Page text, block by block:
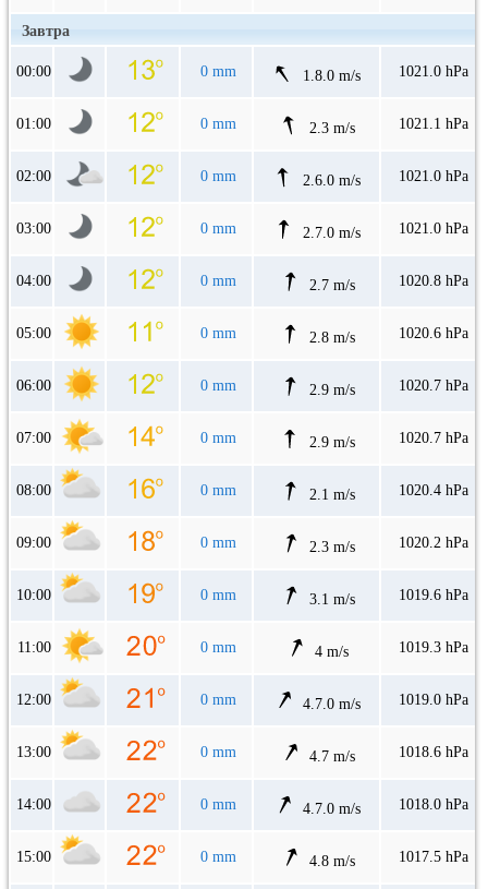
Завтра
00:00 0 mm 1.8.0 m/s 1021.0 hPa
01:00 0 mm 2.3 m/s 1021.1 hPa
02:00 0 mm 2.6.0 m/s 1021.0 hPa
03:00 0 mm 2.7.0 m/s 1021.0 hPa
04:00 0 mm 2.7 m/s 1020.8 hPa
05:00 0 mm 2.8 m/s 1020.6 hPa
06:00 0 mm 2.9 m/s 1020.7 hPa
07:00 0 mm 2.9 m/s 1020.7 hPa
08:00 0 mm 2.1 m/s 1020.4 hPa
09:00 0 mm 2.3 m/s 1020.2 hPa
10:00 0 mm 3.1 m/s 1019.6 hPa
11:00 0 mm 4 m/s 1019.3 hPa
12:00 0 mm 4.7.0 m/s 1019.0 hPa
13:00 0 mm 4.7 m/s 1018.6 hPa
14:00 0 mm 4.7.0 m/s 1018.0 hPa
15:00 0 mm 4.8 m/s 1017.5 hPa